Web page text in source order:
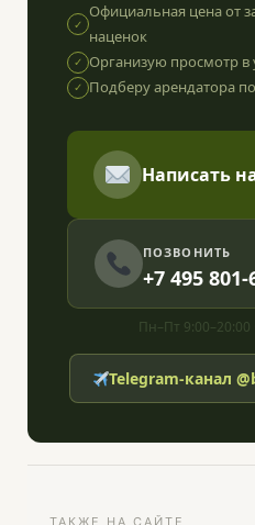
✓
Официальная цена от
наценок
✓ Организую просмотр в
✓ Подберу арендатора
Написать
ПОЗВОНИТЬ
+7 495 801-
Пн–Пт 9:00–20:00
Telegram-канал
ТАКЖЕ НА САЙТЕ